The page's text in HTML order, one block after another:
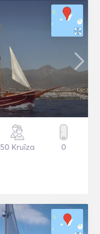
50 Kruīza 0